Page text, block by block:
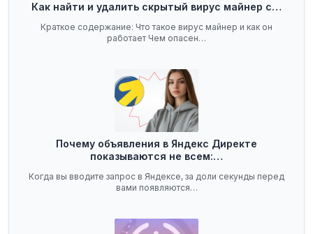
Как найти и удалить скрытый вирус майнер с…
Краткое содержание: Что такое вирус майнер и как он
работает Чем опасен…
Почему объявления в Яндекс Директе
показываются не всем:…
Когда вы вводите запрос в Яндексе, за доли секунды перед
вами появляются…